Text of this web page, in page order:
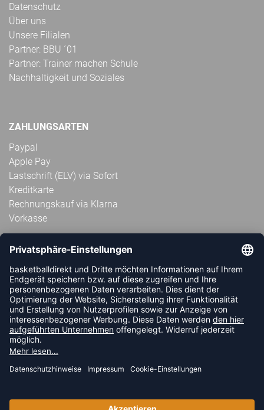
Datenschutz
Über uns
Unsere Filialen
Partner: BBU ´01
Partner: Trainer machen Schule
Nachhaltigkeit und Soziales
ZAHLUNGSARTEN
Paypal
Apple Pay
Lastschrift (ELV) via Sofort
Kreditkarte
Rechnungskauf via Klarna
Vorkasse
ABONNIERE JETZT DEN KOSTENLOSEN
HANDBALLDIREKT-NEWSLETTER UND VERPASSE KEINE
NEUIGKEIT ODER AKTION MEHR.
JETZT ANMELDEN